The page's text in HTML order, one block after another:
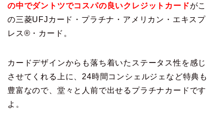
の中でダントツでコスパの良いクレジットカードがこ
の三菱UFJカード・プラチナ・アメリカン・エキスプ
レス®・カード。
カードデザインからも落ち着いたステータス性を感じ
させてくれる上に、24時間コンシェルジェなど特典も
豊富なので、堂々と人前で出せるプラチナカードです
よ。